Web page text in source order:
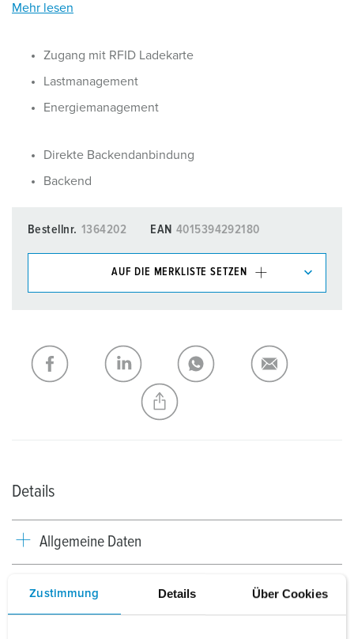
Zustimmung Details Über Cookies
Mehr lesen
Zugang mit RFID Ladekarte
Lastmanagement
Energiemanagement
Direkte Backendanbindung
Backend
Bestellnr. 1364202 EAN 4015394292180
AUF DIE MERKLISTE SETZEN
Meine Liste (0) HINZUFÜGEN
NEUE LISTE ERSTELLEN
Details
Allgemeine Daten
Elektrische Daten